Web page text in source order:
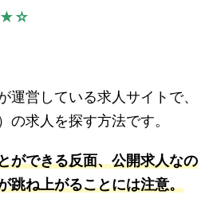
運営している求人サイトで、
の求人を探す方法です。
ができる反面、公開求人なの
跳ね上がることには注意。